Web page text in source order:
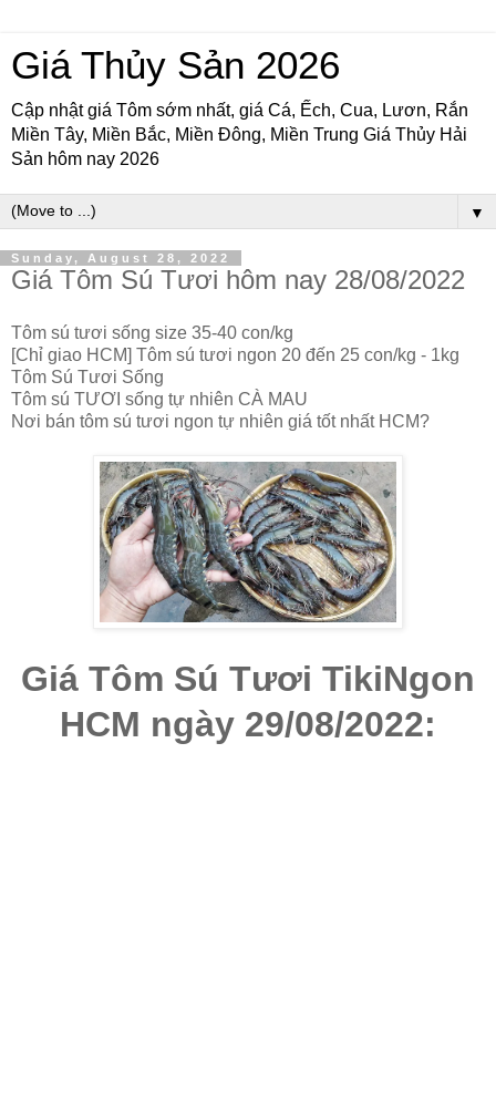
Giá Thủy Sản 2026
Cập nhật giá Tôm sớm nhất, giá Cá, Ếch, Cua, Lươn, Rắn
Miền Tây, Miền Bắc, Miền Đông, Miền Trung Giá Thủy Hải
Sản hôm nay 2026
▼
Sunday, August 28, 2022
Giá Tôm Sú Tươi hôm nay 28/08/2022
Tôm sú tươi sống size 35-40 con/kg
[Chỉ giao HCM] Tôm sú tươi ngon 20 đến 25 con/kg - 1kg
Tôm Sú Tươi Sống
Tôm sú TƯƠI sống tự nhiên CÀ MAU
Nơi bán tôm sú tươi ngon tự nhiên giá tốt nhất HCM?
Giá Tôm Sú Tươi TikiNgon
HCM ngày 29/08/2022: